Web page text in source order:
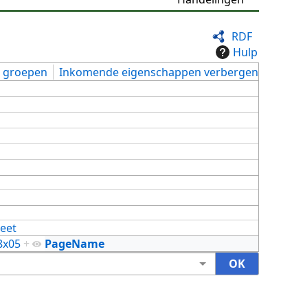
RDF
Hulp
Inkomende eigenschappen verbergen
PageName
+